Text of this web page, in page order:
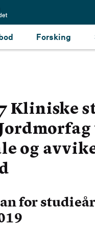
Forsking
Kliniske
og
for